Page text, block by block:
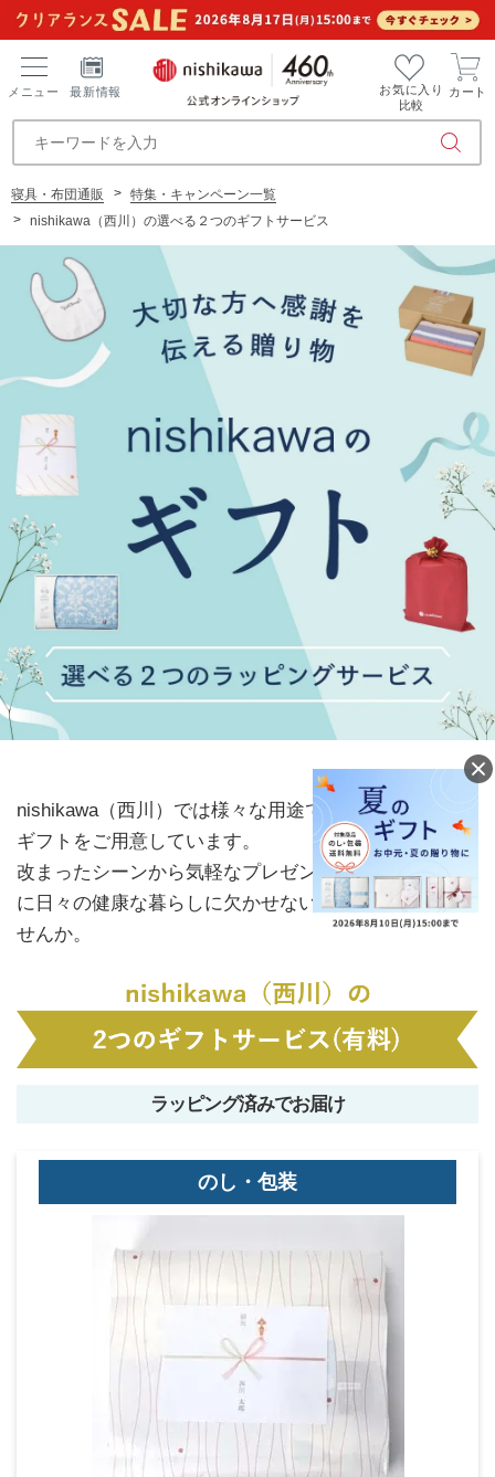
メニュー 最新情報
お気に入り
比較
カート
寝具・布団通販
特集・キャンペーン一覧
nishikawa（西川）の選べる２つのギフトサービス
nishikawa（西川）では様々な用途でご使用いただける
ギフトをご用意しています。
改まったシーンから気軽なプレゼントまで、大切な方
に日々の健康な暮らしに欠かせないアイテムを贈りま
せんか。
ラッピング済みでお届け
のし・包装